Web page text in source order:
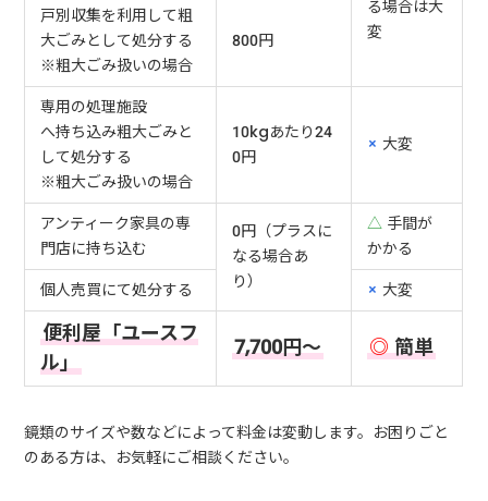
る場合は大
変
戸別収集を利用して粗
大ごみとして処分する
※粗大ごみ扱いの場合
800円
専用の処理施設
へ持ち込み粗大ごみと
して処分する
※粗大ごみ扱いの場合
10kgあたり24
0円
× 大変
アンティーク家具の専
門店に持ち込む
0円（プラスに
なる場合あ
り）
△ 手間が
かかる
個人売買にて処分する
× 大変
便利屋「ユースフ
ル」
7,700円～ ◎簡単
鏡類のサイズや数などによって料金は変動します。お困りごと
のある方は、お気軽にご相談ください。